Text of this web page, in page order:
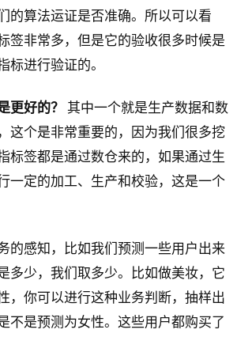
的算法运证是否准确。所以可以看
签非常多，但是它的验收很多时候是
标进行验证的。
更好的？
其中一个就是生产数据和数
这个是非常重要的，因为我们很多挖
标签都是通过数仓来的，如果通过生
一定的加工、生产和校验，这是一个
的感知，比如我们预测一些用户出来
多少，我们取多少。比如做美妆，它
，你可以进行这种业务判断，抽样出
不是预测为女性。这些用户都购买了